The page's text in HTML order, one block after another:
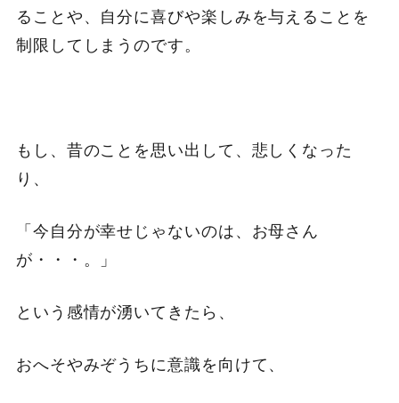
ることや、自分に喜びや楽しみを与えることを
制限してしまうのです。
もし、昔のことを思い出して、悲しくなった
り、
「今自分が幸せじゃないのは、お母さん
が・・・。」
という感情が湧いてきたら、
おへそやみぞうちに意識を向けて、